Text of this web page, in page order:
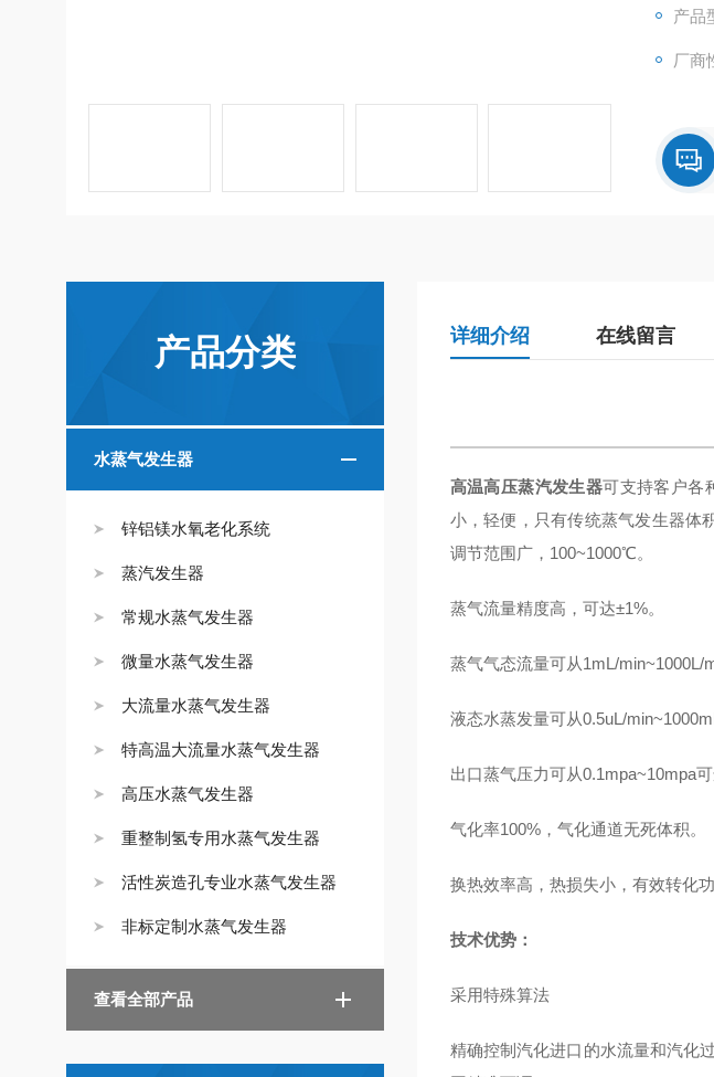
产品
厂商
产品分类
水蒸气发生器
锌铝镁水氧老化系统
蒸汽发生器
常规水蒸气发生器
微量水蒸气发生器
大流量水蒸气发生器
特高温大流量水蒸气发生器
高压水蒸气发生器
重整制氢专用水蒸气发生器
活性炭造孔专业水蒸气发生器
非标定制水蒸气发生器
查看全部产品
详细介绍 在线留言
高温高压蒸汽发生器可支持客户各
小，轻便，只有传统蒸气发生器体
调节范围广，100~1000℃。
蒸气流量精度高，可达±1%。
蒸气气态流量可从1mL/min~1000L/
液态水蒸发量可从0.5uL/
出口蒸气压力可从0.1mpa~10mpa可
气化率100%，气化通道无死体积。
换热效率高，热损失小，有效转化功
技术优势：
采用特殊算法
精确控制汽化进口的水流量和汽化